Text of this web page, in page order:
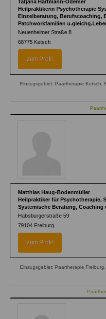
Tatjana Hartmann-Odemer
Heilpraktikerin Psychotherapie
Einzelberatung, Berufscoaching,
Patchworkfamilien
Neuenheimer Straße 8
68775 Ketsch
zum Profil
Einzugsgebiet: Paartherapie Ketsch,
Matthias Haug-Bodenmüller
Heilpraktiker für Psychotherapie,
Systemische Beratung, Coaching
Habsburgerstraße 59
79104 Freiburg
zum Profil
Einzugsgebiet: Paartherapie